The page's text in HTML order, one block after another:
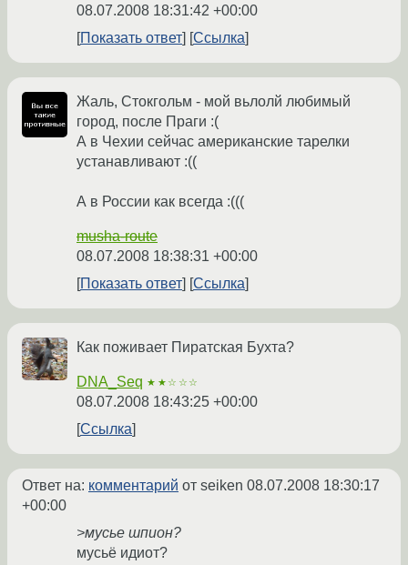
08.07.2008 18:31:42 +00:00
Показать ответ
Ссылка
Жаль, Стокгольм - мой вьлолй любимый
город, после Праги :(
А в Чехии сейчас американские тарелки
устанавливают :((
А в России как всегда :(((
musha-route
08.07.2008 18:38:31 +00:00
Показать ответ
Ссылка
Как поживает Пиратская Бухта?
DNA_Seq ★★☆☆☆
08.07.2008 18:43:25 +00:00
Ссылка
Ответ на: комментарий от seiken 08.07.2008 18:30:17
+00:00
>мусье шпион?
мусьё идиот?